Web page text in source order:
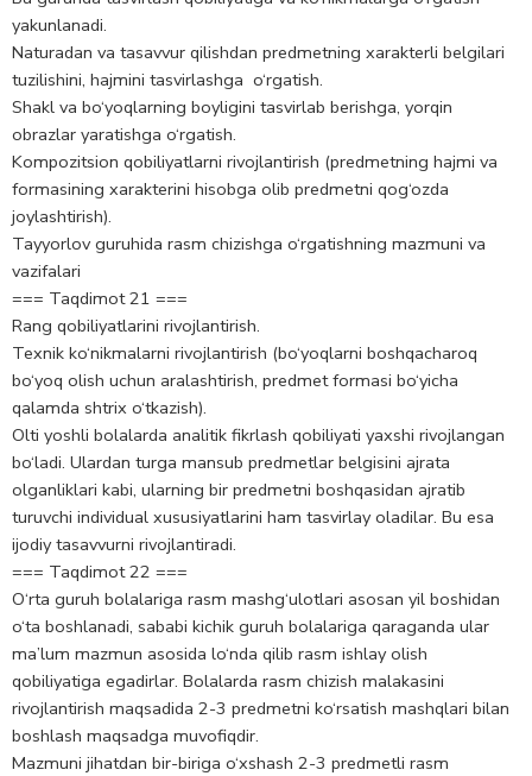
yakunlanadi.
Naturadan va tasavvur qilishdan predmetning xarakterli belgilari
tuzilishini, hajmini tasvirlashga o‘rgatish.
Shakl va bo‘yoqlarning boyligini tasvirlab berishga, yorqin
obrazlar yaratishga o‘rgatish.
Kompozitsion qobiliyatlarni rivojlantirish (predmetning hajmi va
formasining xarakterini hisobga olib predmetni qog‘ozda
joylashtirish).
Tayyorlov guruhida rasm chizishga o‘rgatishning mazmuni va
vazifalari
=== Taqdimot 21 ===
Rang qobiliyatlarini rivojlantirish.
Texnik ko‘nikmalarni rivojlantirish (bo‘yoqlarni boshqacharoq
bo‘yoq olish uchun aralashtirish, predmet formasi bo‘yicha
qalamda shtrix o‘tkazish).
Olti yoshli bolalarda analitik fikrlash qobiliyati yaxshi rivojlangan
bo‘ladi. Ulardan turga mansub predmetlar belgisini ajrata
olganliklari kabi, ularning bir predmetni boshqasidan ajratib
turuvchi individual xususiyatlarini ham tasvirlay oladilar. Bu esa
ijodiy tasavvurni rivojlantiradi.
=== Taqdimot 22 ===
O‘rta guruh bolalariga rasm mashg‘ulotlari asosan yil boshidan
o‘ta boshlanadi, sababi kichik guruh bolalariga qaraganda ular
ma’lum mazmun asosida lo‘nda qilib rasm ishlay olish
qobiliyatiga egadirlar. Bolalarda rasm chizish malakasini
rivojlantirish maqsadida 2-3 predmetni ko‘rsatish mashqlari bilan
boshlash maqsadga muvofiqdir.
Mazmuni jihatdan bir-biriga o‘xshash 2-3 predmetli rasm